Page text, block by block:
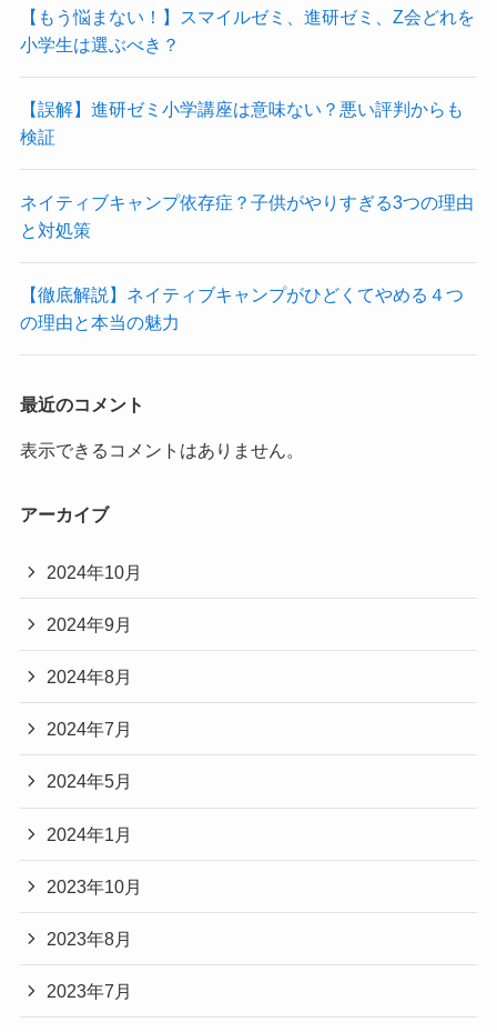
【もう悩まない！】スマイルゼミ、進研ゼミ、Z会どれを
小学生は選ぶべき？
【誤解】進研ゼミ小学講座は意味ない？悪い評判からも
検証
ネイティブキャンプ依存症？子供がやりすぎる3つの理由
と対処策
【徹底解説】ネイティブキャンプがひどくてやめる４つ
の理由と本当の魅力
最近のコメント
表示できるコメントはありません。
アーカイブ
2024年10月
2024年9月
2024年8月
2024年7月
2024年5月
2024年1月
2023年10月
2023年8月
2023年7月